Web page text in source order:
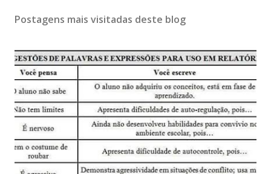
Postagens mais visitadas deste blog